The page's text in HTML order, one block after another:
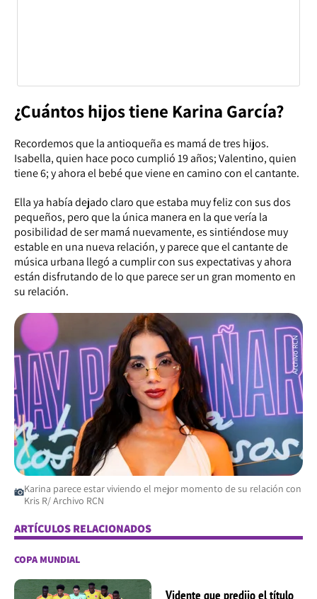
¿Cuántos hijos tiene Karina García?
Recordemos que la antioqueña es mamá de tres hijos.
Isabella, quien hace poco cumplió 19 años; Valentino, quien
tiene 6; y ahora el bebé que viene en camino con el cantante.
Ella ya había dejado claro que estaba muy feliz con sus dos
pequeños, pero que la única manera en la que vería la
posibilidad de ser mamá nuevamente, es sintiéndose muy
estable en una nueva relación, y parece que el cantante de
música urbana llegó a cumplir con sus expectativas y ahora
están disfrutando de lo que parece ser un gran momento en
su relación.
Karina parece estar viviendo el mejor momento de su relación con
Kris R/ Archivo RCN
ARTÍCULOS RELACIONADOS
COPA MUNDIAL
Vidente que predijo el título